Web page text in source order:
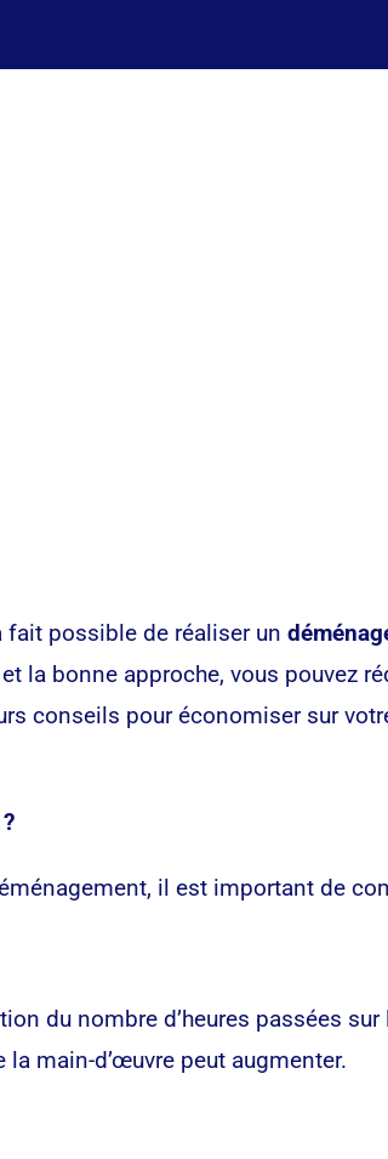
fait possible de réaliser un
la bonne approche, vous pouvez
conseils pour économiser sur
il est important de
du nombre d’heures passées
main-d’œuvre peut augmenter.